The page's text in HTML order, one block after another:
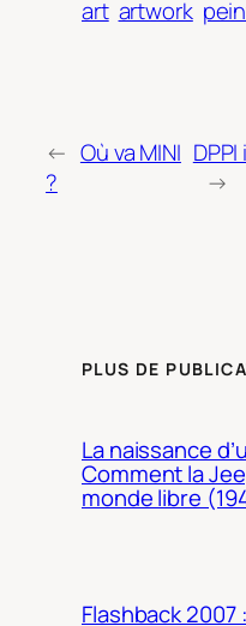
art artwork
← Où va MINI
?
→
PLUS DE
La naissance
Comment la
monde libre
Flashback 2007